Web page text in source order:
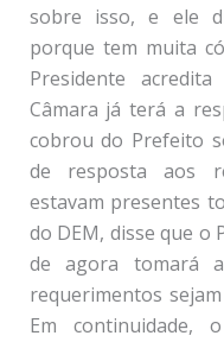
sobre isso, e ele
porque tem muita
Presidente
Câmara já terá a
cobrou do Prefeito
de resposta aos
estavam presentes
do DEM, disse que
de agora tomará
requerimentos
Em continuidade,